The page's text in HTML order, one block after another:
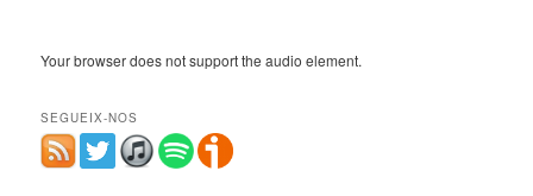
Your browser does not support the audio element.
SEGUEIX-NOS